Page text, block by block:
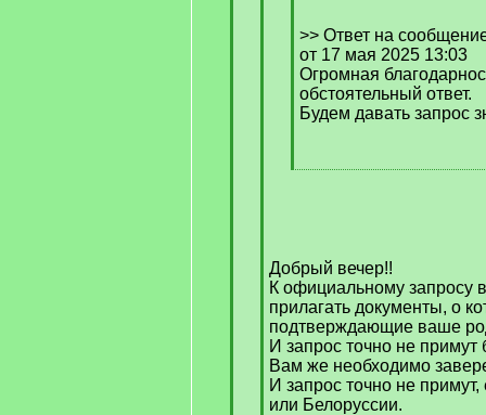
]>> Ответ на
от 17 мая 2025 13:03
Огромная
обстоятельный ответ.
Будем давать запрос
[
Добрый вечер!!
К официальному запросу
прилагать документы, о
подтверждающие ваше
И запрос точно не примут
Вам же необходимо
И запрос точно не
или Белоруссии.